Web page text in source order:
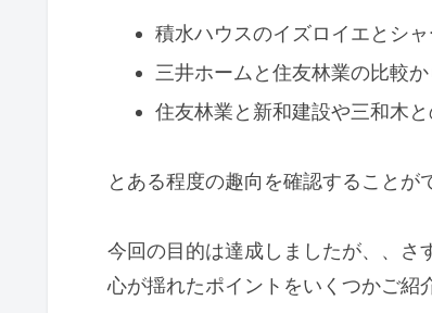
積水ハウスのイズロイエとシャ
三井ホームと住友林業の比較か
住友林業と新和建設や三和木と
とある程度の趣向を確認することが
今回の目的は達成しましたが、、さ
心が揺れたポイントをいくつかご紹